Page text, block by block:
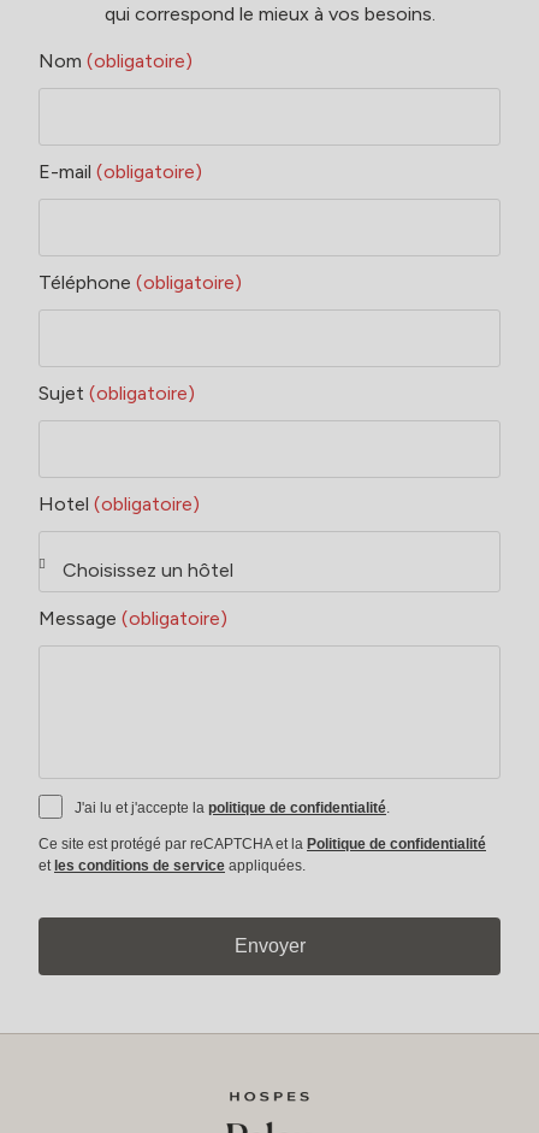
qui correspond le mieux à vos besoins.
Nom (obligatoire)
E-mail (obligatoire)
Téléphone (obligatoire)
Sujet (obligatoire)
Hotel (obligatoire)
Message (obligatoire)
J'ai lu et j'accepte la politique de confidentialité
Ce site est protégé par reCAPTCHA et la Politique de confidentialité
et les conditions de service appliquées.
Envoyer